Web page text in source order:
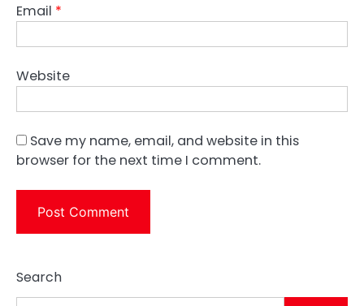
Email *
Website
Save my name, email, and website in this
browser for the next time I comment.
Search